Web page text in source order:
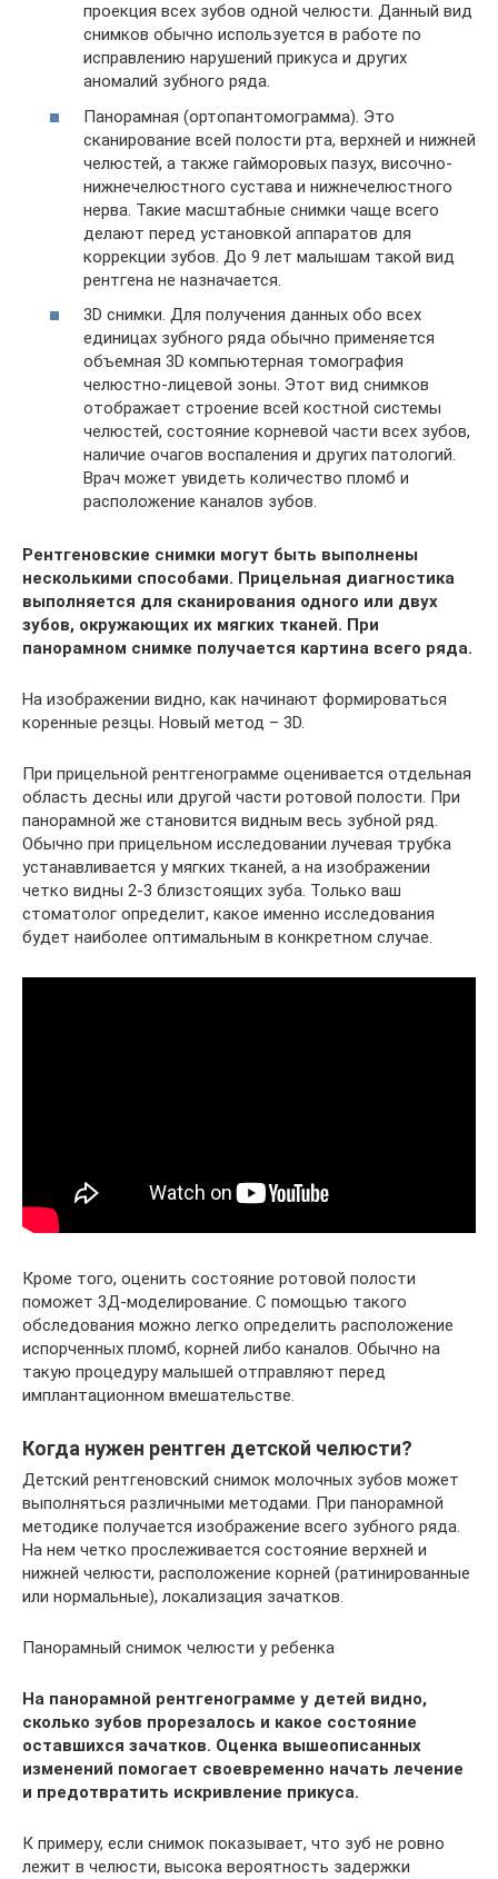
проекция всех зубов одной челюсти. Данный вид
снимков обычно используется в работе по
исправлению нарушений прикуса и других
аномалий зубного ряда.
Панорамная (ортопантомограмма). Это
сканирование всей полости рта, верхней и нижней
челюстей, а также гайморовых пазух, височно-
нижнечелюстного сустава и нижнечелюстного
нерва. Такие масштабные снимки чаще всего
делают перед установкой аппаратов для
коррекции зубов. До 9 лет малышам такой вид
рентгена не назначается.
3D снимки. Для получения данных обо всех
единицах зубного ряда обычно применяется
объемная 3D компьютерная томография
челюстно-лицевой зоны. Этот вид снимков
отображает строение всей костной системы
челюстей, состояние корневой части всех зубов,
наличие очагов воспаления и других патологий.
Врач может увидеть количество пломб и
расположение каналов зубов.
Рентгеновские снимки могут быть выполнены
несколькими способами. Прицельная диагностика
выполняется для сканирования одного или двух
зубов, окружающих их мягких тканей. При
панорамном снимке получается картина всего ряда.
На изображении видно, как начинают формироваться
коренные резцы. Новый метод – 3D.
При прицельной рентгенограмме оценивается отдельная
область десны или другой части ротовой полости. При
панорамной же становится видным весь зубной ряд.
Обычно при прицельном исследовании лучевая трубка
устанавливается у мягких тканей, а на изображении
четко видны 2-3 близстоящих зуба. Только ваш
стоматолог определит, какое именно исследования
будет наиболее оптимальным в конкретном случае.
Кроме того, оценить состояние ротовой полости
поможет 3Д-моделирование. С помощью такого
обследования можно легко определить расположение
испорченных пломб, корней либо каналов. Обычно на
такую процедуру малышей отправляют перед
имплантационном вмешательстве.
Когда нужен рентген детской челюсти?
Детский рентгеновский снимок молочных зубов может
выполняться различными методами. При панорамной
методике получается изображение всего зубного ряда.
На нем четко прослеживается состояние верхней и
нижней челюсти, расположение корней (ратинированные
или нормальные), локализация зачатков.
Панорамный снимок челюсти у ребенка
На панорамной рентгенограмме у детей видно,
сколько зубов прорезалось и какое состояние
оставшихся зачатков. Оценка вышеописанных
изменений помогает своевременно начать лечение
и предотвратить искривление прикуса.
К примеру, если снимок показывает, что зуб не ровно
лежит в челюсти, высока вероятность задержки